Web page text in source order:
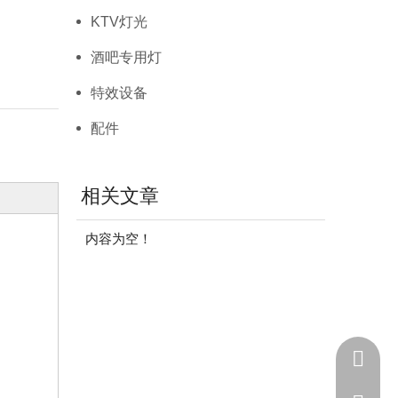
KTV灯光
酒吧专用灯
特效设备
配件
相关文章
内容为空！
+86 -